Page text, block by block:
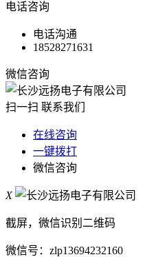
电话咨询
电话沟通
18528271631
微信咨询
扫一扫 联系我们
在线咨询
一键拨打
微信咨询
X
截屏，微信识别二维码
微信号： zlp13694232160